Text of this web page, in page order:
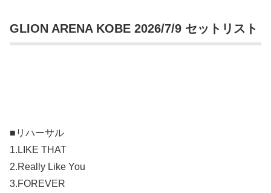
GLION ARENA KOBE 2026/7/9 セットリスト
■リハーサル
1.LIKE THAT
2.Really Like You
3.FOREVER